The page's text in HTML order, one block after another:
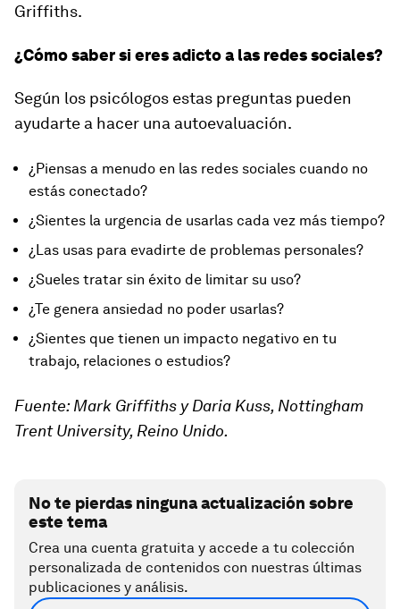
Griffiths.
¿Cómo saber si eres adicto a las redes sociales?
Según los psicólogos estas preguntas pueden
ayudarte a hacer una autoevaluación.
¿Piensas a menudo en las redes sociales cuando no
estás conectado?
¿Sientes la urgencia de usarlas cada vez más tiempo?
¿Las usas para evadirte de problemas personales?
¿Sueles tratar sin éxito de limitar su uso?
¿Te genera ansiedad no poder usarlas?
¿Sientes que tienen un impacto negativo en tu
trabajo, relaciones o estudios?
Fuente: Mark Griffiths y Daria Kuss, Nottingham
Trent University, Reino Unido.
No te pierdas ninguna actualización sobre
este tema
Crea una cuenta gratuita y accede a tu colección
personalizada de contenidos con nuestras últimas
publicaciones y análisis.